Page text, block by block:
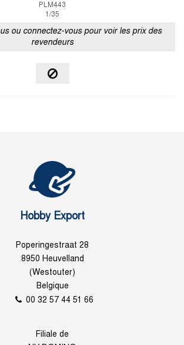
PLM443
1/35
ou connectez-vous pour voir les prix des
revendeurs
Hobby Export
Poperingestraat 28
8950 Heuvelland
(Westouter)
Belgique
00 32 57 44 51 66
Filiale de